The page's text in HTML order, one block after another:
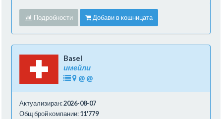
Подробности Добави в кошницата
Basel
имейли
@ @
Актуализиран:2026-08-07
Общ брой компании:11'779